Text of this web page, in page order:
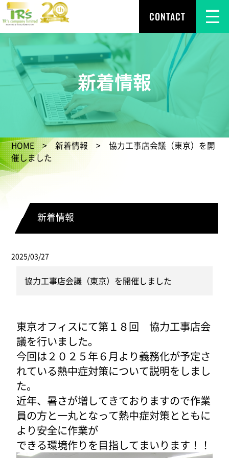
CONTACT
新着情報
HOME>新着情報 > 協力工事店会議（東京）を開
催しました
新着情報
2025/03/27
協力工事店会議（東京）を開催しました
東京オフィスにて第１８回 協力工事店会
議を行いました。
今回は２０２５年６月より義務化が予定さ
れている熱中症対策について説明をしまし
た。
近年、暑さが増してきておりますので作業
員の方と一丸となって熱中症対策とともに
より安全に作業が
できる環境作りを目指してまいります！！